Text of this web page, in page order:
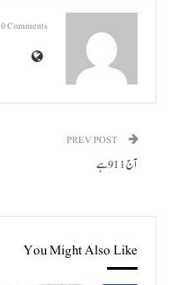
0 Comments
آج 911 ہے
You Might Also Like